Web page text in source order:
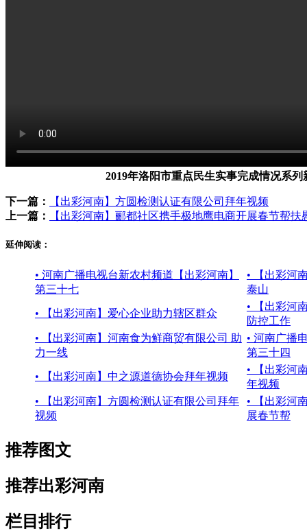
2019年洛阳市重点民生实事完成情况系列
下一篇：
【出彩河南】方圆检测认证有限公司拜年视频
上一篇：
【出彩河南】郦都社区携手极地鹰电商开展春节帮扶
延伸阅读：
• 河南广播电视台新农村频道【出彩河南】
第三十七
• 【出彩河
泰山
• 【出彩河南】爱心企业助力辖区群众
• 【出彩河
防控工作
• 【出彩河南】河南食为鲜商贸有限公司 助
力一线
• 河南广播
第三十四
• 【出彩河南】中之源道德协会拜年视频
• 【出彩河
年视频
• 【出彩河南】方圆检测认证有限公司拜年
视频
• 【出彩河
展春节帮
推荐图文
推荐出彩河南
栏目排行